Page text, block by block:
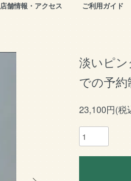
店舗情報・アクセス ご利用ガイド
淡いピ
での予約
23,100円(税